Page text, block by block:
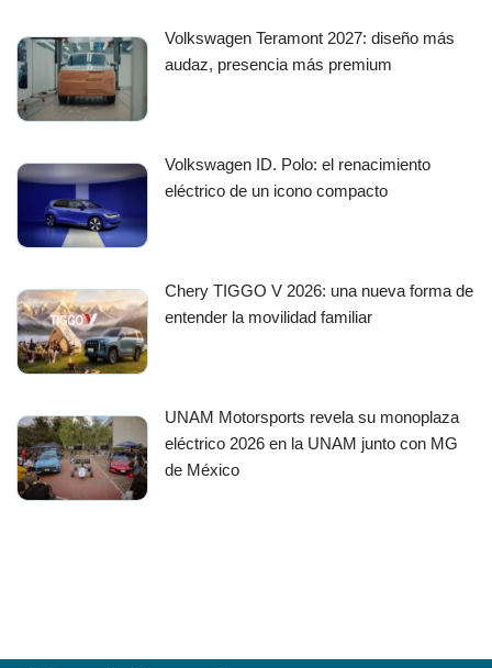
Volkswagen Teramont 2027: diseño más
audaz, presencia más premium
Volkswagen ID. Polo: el renacimiento
eléctrico de un icono compacto
Chery TIGGO V 2026: una nueva forma de
entender la movilidad familiar
UNAM Motorsports revela su monoplaza
eléctrico 2026 en la UNAM junto con MG
de México